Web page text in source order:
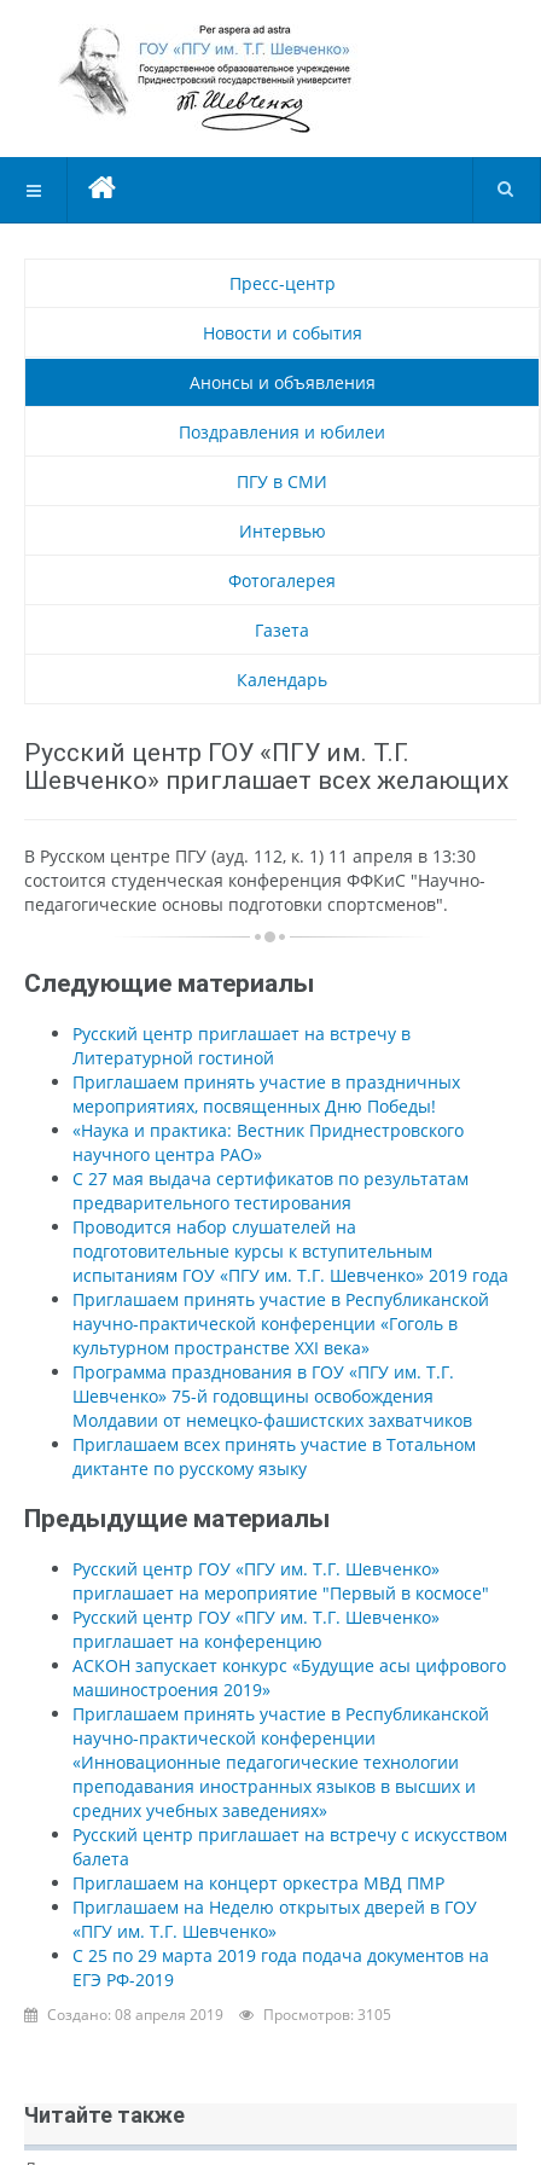
Пресс-центр
Новости и события
Анонсы и объявления
Поздравления и юбилеи
ПГУ в СМИ
Интервью
Фотогалерея
Газета
Календарь
Русский центр ГОУ «ПГУ им. Т.Г.
Шевченко» приглашает всех желающих
В Русском центре ПГУ (ауд. 112, к. 1) 11 апреля в 13:30
состоится студенческая конференция ФФКиС "Научно-
педагогические основы подготовки спортсменов".
Следующие материалы
Русский центр приглашает на встречу в
Литературной гостиной
Приглашаем принять участие в праздничных
мероприятиях, посвященных Дню Победы!
«Наука и практика: Вестник Приднестровского
научного центра РАО»
С 27 мая выдача сертификатов по результатам
предварительного тестирования
Проводится набор слушателей на
подготовительные курсы к вступительным
испытаниям ГОУ «ПГУ им. Т.Г. Шевченко» 2019 года
Приглашаем принять участие в Республиканской
научно-практической конференции «Гоголь в
культурном пространстве XXI века»
Программа празднования в ГОУ «ПГУ им. Т.Г.
Шевченко» 75-й годовщины освобождения
Молдавии от немецко-фашистских захватчиков
Приглашаем всех принять участие в Тотальном
диктанте по русскому языку
Предыдущие материалы
Русский центр ГОУ «ПГУ им. Т.Г. Шевченко»
приглашает на мероприятие "Первый в космосе"
Русский центр ГОУ «ПГУ им. Т.Г. Шевченко»
приглашает на конференцию
АСКОН запускает конкурс «Будущие асы цифрового
машиностроения 2019»
Приглашаем принять участие в Республиканской
научно-практической конференции
«Инновационные педагогические технологии
преподавания иностранных языков в высших и
средних учебных заведениях»
Русский центр приглашает на встречу с искусством
балета
Приглашаем на концерт оркестра МВД ПМР
Приглашаем на Неделю открытых дверей в ГОУ
«ПГУ им. Т.Г. Шевченко»
С 25 по 29 марта 2019 года подача документов на
ЕГЭ РФ-2019
Создано: 08 апреля 2019 Просмотров: 3105
Читайте также